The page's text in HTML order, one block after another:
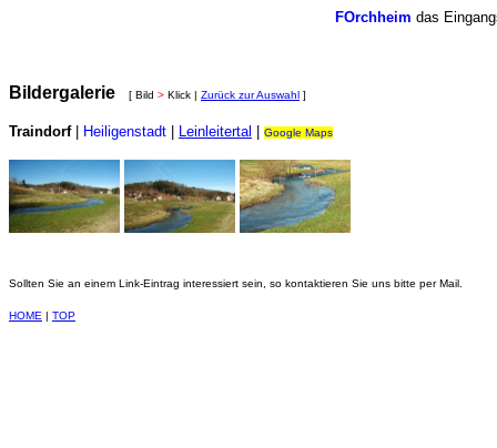
FOrchheim das
Bildergalerie [ Bild > Klick | Zurück zur Auswahl ]
Traindorf| Heiligenstadt Leinleitertal Google Maps
Sollten Sie an einem Link-Eintrag interessiert sein, so kontaktieren Sie uns bitte per Mail.
HOME | TOP